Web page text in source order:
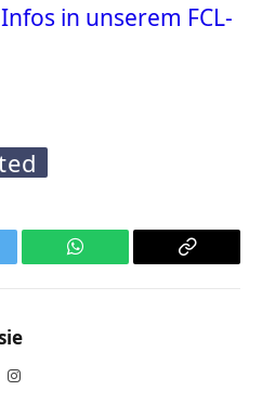
in unserem FCL-
WhatsApp
Copy
Instagram